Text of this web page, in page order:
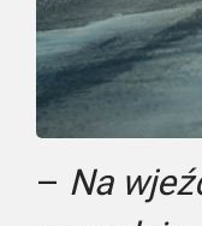
– Na